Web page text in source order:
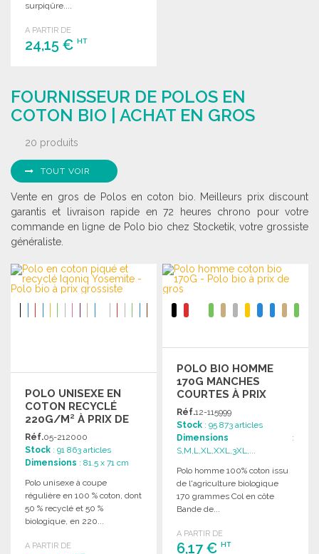
surpiqûre....
A PARTIR DE
24,15 € HT
Demander un devis
FOURNISSEUR DE POLOS EN
COTON BIO | ACHAT EN GROS
20 produits
TOUT VOIR
Vente en gros de Polos en coton bio. Meilleurs prix discount
garantis et livraison rapide en 72 heures chrono pour votre
commande en ligne de Polo bio chez Stocketik, votre grossiste
généraliste.
POLO UNISEXE EN
COTON RECYCLÉ
220G/M² À PRIX DE
GROS
Réf.05-212000
Stock : 91 863 articles
Dimensions : 81.5 x 71 cm
Polo unisexe à coupe
régulière en 100 % coton, dont
50 % recyclé et 50 %
biologique, en 220...
A PARTIR DE
POLO BIO HOMME
170G MANCHES
COURTES À PRIX
GROSSISTE
Réf.12-115999
Stock : 95 873 articles
Dimensions :
S,M,L,XL,XXL,3XL,...
Polo homme 100% coton issu
de l'agriculture biologique
170 grammes Col en côte
Bande de...
A PARTIR DE
6,17 €HT